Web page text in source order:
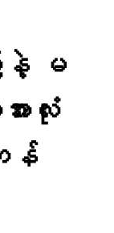
နဲ့ မ
လုံး
န်